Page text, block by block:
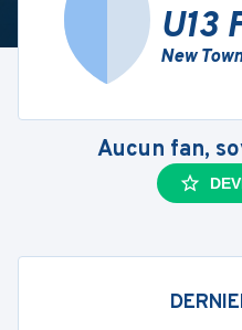
U13
New
Aucun fan,